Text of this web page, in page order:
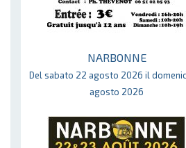
NARBONNE
Del sabato 22 agosto 2026 il
agosto 2026